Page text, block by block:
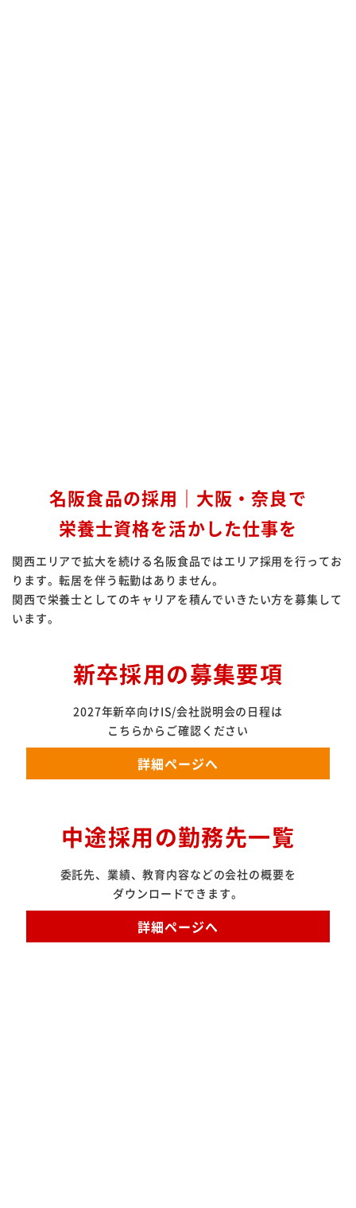
名阪食品の採用｜大阪・奈良で
栄養士資格を活かした仕事を
関西エリアで拡大を続ける名阪食品ではエリア採用を行ってお
ります。転居を伴う転勤はありません。
関西で栄養士としてのキャリアを積んでいきたい方を募集して
います。
新卒採用の募集要項
2027年新卒向けIS/会社説明会の日程は
こちらからご確認ください
詳細ページへ
中途採用の勤務先一覧
委託先、業績、教育内容などの会社の概要を
ダウンロードできます。
詳細ページへ